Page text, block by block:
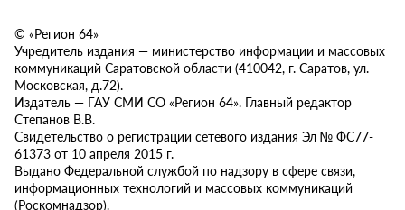
© «Регион 64»
Учредитель издания — министерство информации и массовых
коммуникаций Саратовской области (410042, г. Саратов, ул.
Московская, д.72).
Издатель — ГАУ СМИ СО «Регион 64». Главный редактор
Степанов В.В.
Свидетельство о регистрации сетевого издания Эл № ФС77-
61373 от 10 апреля 2015 г.
Выдано Федеральной службой по надзору в сфере связи,
информационных технологий и массовых коммуникаций
(Роскомнадзор).